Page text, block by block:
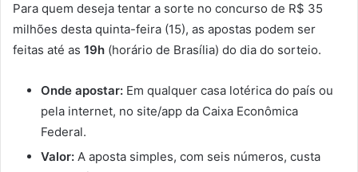
Para quem deseja tentar a sorte no concurso de R$ 35
milhões desta quinta-feira (15), as apostas podem ser
feitas até as 19h (horário de Brasília) do dia do sorteio.
Onde apostar: Em qualquer casa lotérica do país ou
pela internet, no site/app da Caixa Econômica
Federal.
Valor: A aposta simples, com seis números, custa